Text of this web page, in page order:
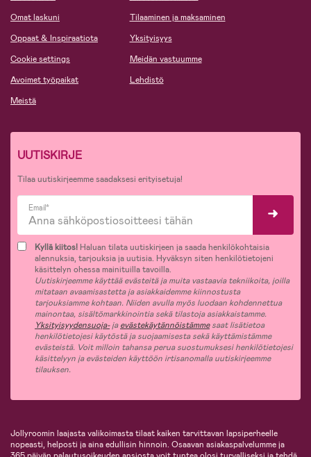
Omat laskuni
Oppaat & Inspiraatiota
Cookie settings
Avoimet työpaikat
Meistä
Tilaaminen ja maksaminen
Yksityisyys
Meidän vastuumme
Lehdistö
UUTISKIRJE
Tilaa uutiskirjeemme saadaksesi erityisetuja!
Email*
Kyllä kiitos! Haluan tilata uutiskirjeen ja saada henkilökohtaisia
alennuksia, tarjouksia ja uutisia. Hyväksyn siten henkilötietojeni
käsittelyn ohessa mainituilla tavoilla.
Uutiskirjeemme käyttää evästeitä ja muita vastaavia tekniikoita, joilla
mitataan avaamisastetta ja asiakkaidemme kiinnostusta
tarjouksiamme kohtaan. Niiden avulla myös luodaan kohdennettua
mainontaa, sisältömarkkinointia sekä tilastoja asiakkaistamme.
Yksityisyydensuoja-jaevästekäytännöistämmesaat lisätietoa
henkilötietojesi käytöstä ja suojaamisesta sekä käyttämistämme
evästeistä. Voit milloin tahansa perua suostumuksesi henkilötietojesi
käsittelyyn ja evästeiden käyttöön irtisanomalla uutiskirjeemme
tilauksen.
Jollyroomin laajasta valikoimasta tilaat kaiken tarvittavan lapsiperheelle
nopeasti, helposti ja aina edullisin hinnoin. Osaavan asiakaspalvelumme ja